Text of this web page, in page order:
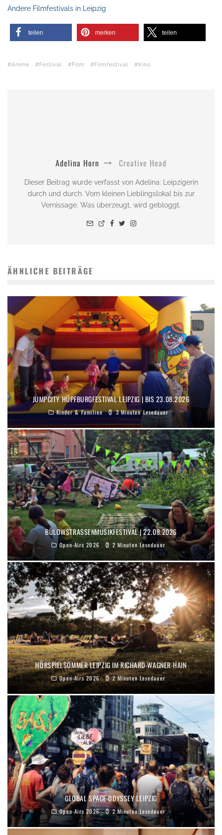
Andere Filmfestivals in Leipzig
teilen merken teilen
Anime Festival Film Filmfestival Kino
Adelina Horn Creative Head
Dieser Beitrag wurde verfasst von Adelina: Leipzigerin
durch und durch. Vom kleinen Lieblingslokal bis zur
Vernissage. Was überzeugt, wird gebloggt.
ÄHNLICHE BEITRÄGE
JUMPCITY HÜPFBURGFESTIVAL LEIPZIG | BIS 23.08.2026
Kinder & Familien 3 Minuten Lesedauer
BÜLOWSTRASSENMUSIKFESTIVAL | 22.08.2026
Open-Airs 2026 2 Minuten Lesedauer
HÖRSPIELSOMMER LEIPZIG IM RICHARD-WAGNER-HAIN
Open-Airs 2026 2 Minuten Lesedauer
GLOBAL SPACE ODYSSEY LEIPZIG
Open-Airs 2026 2 Minuten Lesedauer